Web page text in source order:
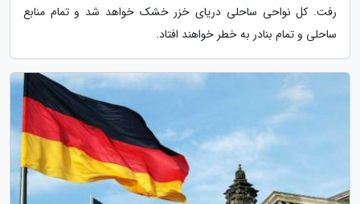
رفت. کل نواحی ساحلی دریای خزر خشک خواهد شد و تمام منابع
ساحلی و تمام بنادر به خطر خواهند افتاد.